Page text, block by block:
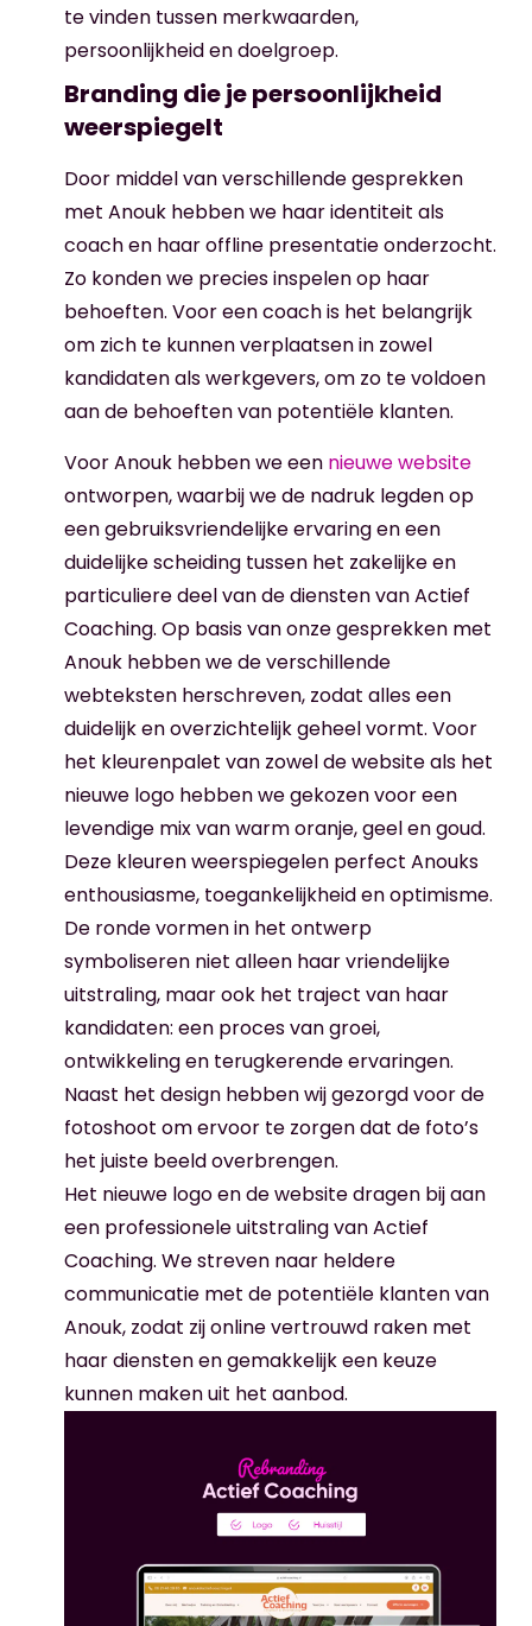
te vinden tussen merkwaarden,
persoonlijkheid en doelgroep.
Branding die je persoonlijkheid
weerspiegelt
Door middel van verschillende gesprekken
met Anouk hebben we haar identiteit als
coach en haar offline presentatie onderzocht.
Zo konden we precies inspelen op haar
behoeften. Voor een coach is het belangrijk
om zich te kunnen verplaatsen in zowel
kandidaten als werkgevers, om zo te voldoen
aan de behoeften van potentiële klanten.
Voor Anouk hebben we een nieuwe website
ontworpen, waarbij we de nadruk legden op
een gebruiksvriendelijke ervaring en een
duidelijke scheiding tussen het zakelijke en
particuliere deel van de diensten van Actief
Coaching. Op basis van onze gesprekken met
Anouk hebben we de verschillende
webteksten herschreven, zodat alles een
duidelijk en overzichtelijk geheel vormt. Voor
het kleurenpalet van zowel de website als het
nieuwe logo hebben we gekozen voor een
levendige mix van warm oranje, geel en goud.
Deze kleuren weerspiegelen perfect Anouks
enthousiasme, toegankelijkheid en optimisme.
De ronde vormen in het ontwerp
symboliseren niet alleen haar vriendelijke
uitstraling, maar ook het traject van haar
kandidaten: een proces van groei,
ontwikkeling en terugkerende ervaringen.
Naast het design hebben wij gezorgd voor de
fotoshoot om ervoor te zorgen dat de foto’s
het juiste beeld overbrengen.
Het nieuwe logo en de website dragen bij aan
een professionele uitstraling van Actief
Coaching. We streven naar heldere
communicatie met de potentiële klanten van
Anouk, zodat zij online vertrouwd raken met
haar diensten en gemakkelijk een keuze
kunnen maken uit het aanbod.